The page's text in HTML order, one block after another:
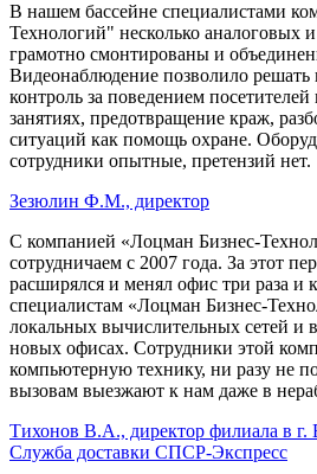
В нашем бассейне специалистами
Технологий" несколько аналоговых
грамотно смонтированы и
Видеонаблюдение позволило решать
контроль за поведением
занятиях, предотвращение краж,
ситуаций как помощь охране.
сотрудники опытные, претензий нет.
Зезюлин Ф.М., директор
С компанией «Лоцман Бизнес-
сотрудничаем с 2007 года. За этот
расширялся и менял офис три раза и
специалистам «Лоцман Бизнес-
локальных вычислительных сетей и
новых офисах. Сотрудники этой
компьютерную технику, ни разу не
вызовам выезжают к нам даже в
Тихонов В.А., директор филиала в г.
Служба доставки СПСР-Экспресс